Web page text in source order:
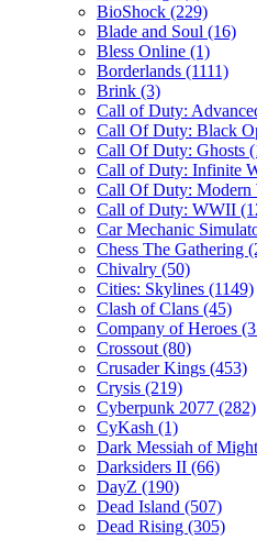
BioShock (229)
Blade and Soul (16)
Bless Online (1)
Borderlands (1111)
Brink (3)
Call of Duty:
Call Of Duty: Black
Call Of Duty: Ghosts
Call of Duty: Infinite
Call Of Duty: Modern
Call of Duty: WWII
Car Mechanic
Chess The Gathering
Chivalry (50)
Cities: Skylines (1149)
Clash of Clans (45)
Company of Heroes
Crossout (80)
Crusader Kings (453)
Crysis (219)
Cyberpunk 2077 (282)
CyKash (1)
Dark Messiah of
Darksiders II (66)
DayZ (190)
Dead Island (507)
Dead Rising (305)